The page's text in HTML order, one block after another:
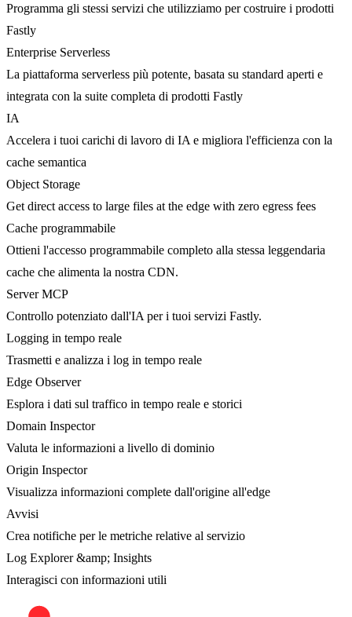
Programma gli stessi servizi che utilizziamo per costruire i prodotti
Fastly
Enterprise Serverless
La piattaforma serverless più potente, basata su standard aperti e
integrata con la suite completa di prodotti Fastly
IA
Accelera i tuoi carichi di lavoro di IA e migliora l'efficienza con la
cache semantica
Object Storage
Get direct access to large files at the edge with zero egress fees
Cache programmabile
Ottieni l'accesso programmabile completo alla stessa leggendaria
cache che alimenta la nostra CDN.
Server MCP
Controllo potenziato dall'IA per i tuoi servizi Fastly.
Logging in tempo reale
Trasmetti e analizza i log in tempo reale
Edge Observer
Esplora i dati sul traffico in tempo reale e storici
Domain Inspector
Valuta le informazioni a livello di dominio
Origin Inspector
Visualizza informazioni complete dall'origine all'edge
Avvisi
Crea notifiche per le metriche relative al servizio
Log Explorer &amp; Insights
Interagisci con informazioni utili